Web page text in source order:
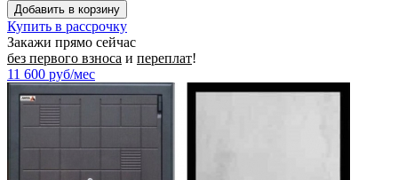
Купить в рассрочку
Закажи прямо сейчас
без первого взноса и переплат!
11 600 руб/мес